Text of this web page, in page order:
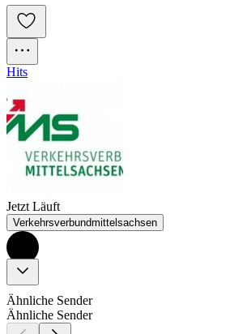
Hits
Jetzt Läuft
Verkehrsverbundmittelsachsen
Ähnliche Sender
Ähnliche Sender